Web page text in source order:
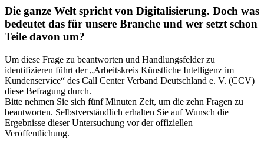
Die ganze Welt spricht von Digitalisierung. Doch was
bedeutet das für unsere Branche und wer setzt schon
Teile davon um?
Um diese Frage zu beantworten und Handlungsfelder zu
identifizieren führt der „Arbeitskreis Künstliche Intelligenz im
Kundenservice“ des Call Center Verband Deutschland e. V. (CCV)
diese Befragung durch.
Bitte nehmen Sie sich fünf Minuten Zeit, um die zehn Fragen zu
beantworten. Selbstverständlich erhalten Sie auf Wunsch die
Ergebnisse dieser Untersuchung vor der offiziellen
Veröffentlichung.